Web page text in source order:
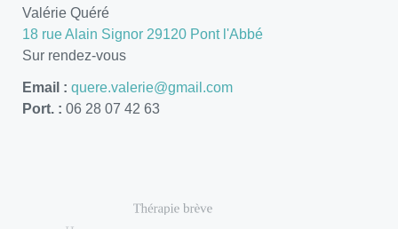
Valérie Quéré
18 rue Alain Signor 29120 Pont l'Abbé
Sur rendez-vous
Email : quere.valerie@gmail.com
Port. : 06 28 07 42 63